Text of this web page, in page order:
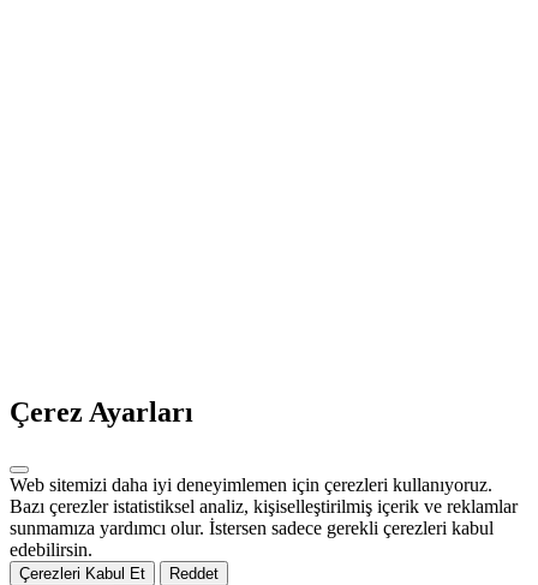
Çerez Ayarları
Web sitemizi daha iyi deneyimlemen için çerezleri kullanıyoruz.
Bazı çerezler istatistiksel analiz, kişiselleştirilmiş içerik ve reklamlar
sunmamıza yardımcı olur. İstersen sadece gerekli çerezleri kabul
edebilirsin.
Çerezleri Kabul Et
Reddet